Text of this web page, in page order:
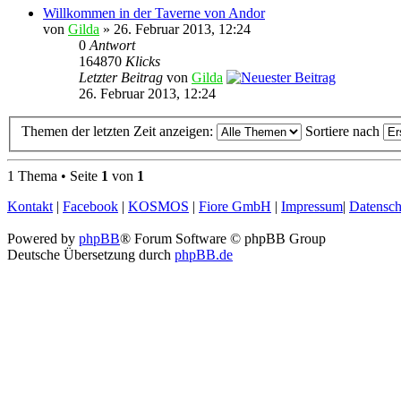
Willkommen in der Taverne von Andor
von Gilda » 26. Februar 2013, 12:24
0 Antwort
164870 Klicks
Letzter Beitrag von Gilda
26. Februar 2013, 12:24
Themen der letzten Zeit anzeigen: Sortiere nach
1 Thema • Seite 1 von 1
Kontakt | Facebook | KOSMOS | Fiore GmbH | Impressum|
Powered by phpBB® Forum Software © phpBB Group
Deutsche Übersetzung durch phpBB.de